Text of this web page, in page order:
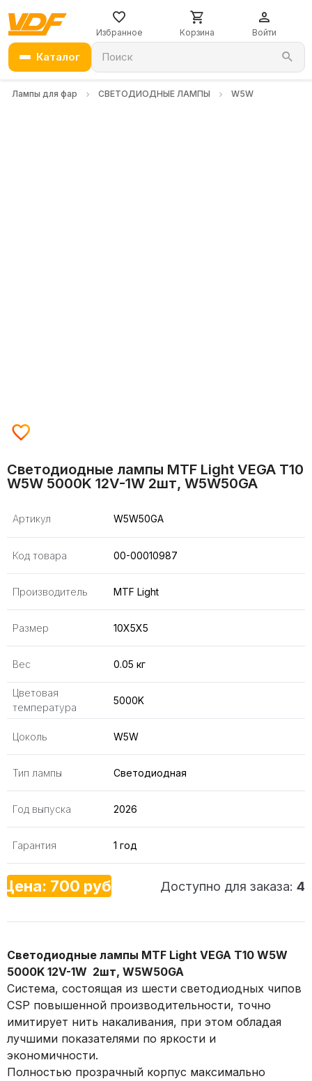
Избранное Корзина Войти
Каталог Поиск
Лампы для фар СВЕТОДИОДНЫЕ ЛАМПЫ W5W
Светодиодные лампы MTF Light VEGA T10
W5W 5000K 12V-1W 2шт, W5W50GA
Артикул W5W50GA
Код товара 00-00010987
Производитель MTF Light
Размер 10X5X5
Вес 0.05 кг
Цветовая
температура
5000K
Цоколь W5W
Тип лампы Светодиодная
Год выпуска 2026
Гарантия 1 год
Цена: 700 руб. Доступно для заказа: 4
Светодиодные лампы MTF Light VEGA T10 W5W
5000K 12V-1W 2шт, W5W50GA
Система, состоящая из шести светодиодных чипов
CSP повышенной производительности, точно
имитирует нить накаливания, при этом обладая
лучшими показателями по яркости и
экономичности.
Полностью прозрачный корпус максимально